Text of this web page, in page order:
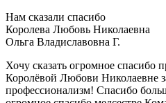
Нам сказали спасибо
Королева Любовь Николаевна
Ольга Владиславовна Г.
Хочу сказать огромное спасибо
Королёвой Любови Николаевне
профессионализм! Спасибо